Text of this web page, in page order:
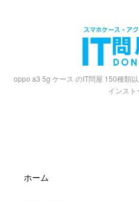
oppo a3 5g ケース のIT問屋 150種類
インスト
ホーム